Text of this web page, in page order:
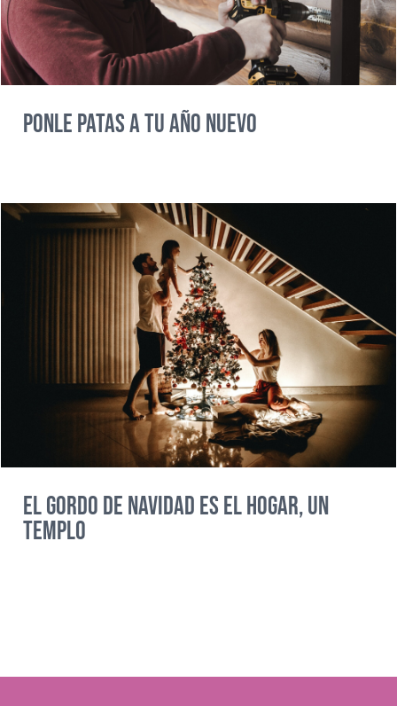
Ponle patas a tu año nuevo
El Gordo de Navidad es el hogar, un
templo